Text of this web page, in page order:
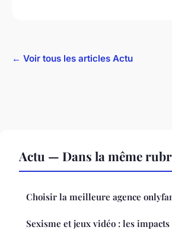
← Voir tous les articles Actu
Actu — Dans la même
Choisir la meilleure agence
Sexisme et jeux vidéo : les